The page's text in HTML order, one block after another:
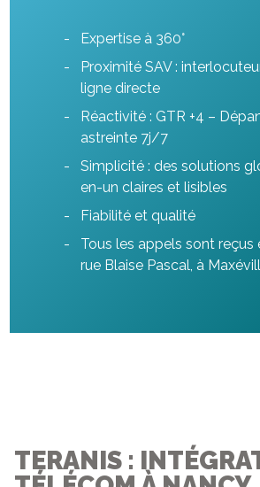
Expertise à 360°
Proximité SAV :
ligne directe
Réactivité : GTR +4 –
astreinte 7j/7
Simplicité : des solutions
en-un claires et lisibles
Fiabilité et qualité
Tous les appels sont reçus
rue Blaise Pascal, à
TERANIS :